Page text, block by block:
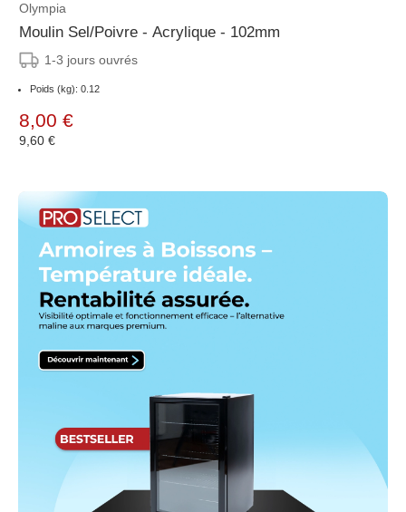
Olympia
Moulin Sel/Poivre - Acrylique - 102mm
1-3 jours ouvrés
Poids (kg): 0.12
8,00 €
9,60 €